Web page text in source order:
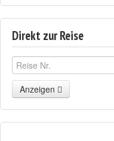
Direkt zur Reise
Anzeigen